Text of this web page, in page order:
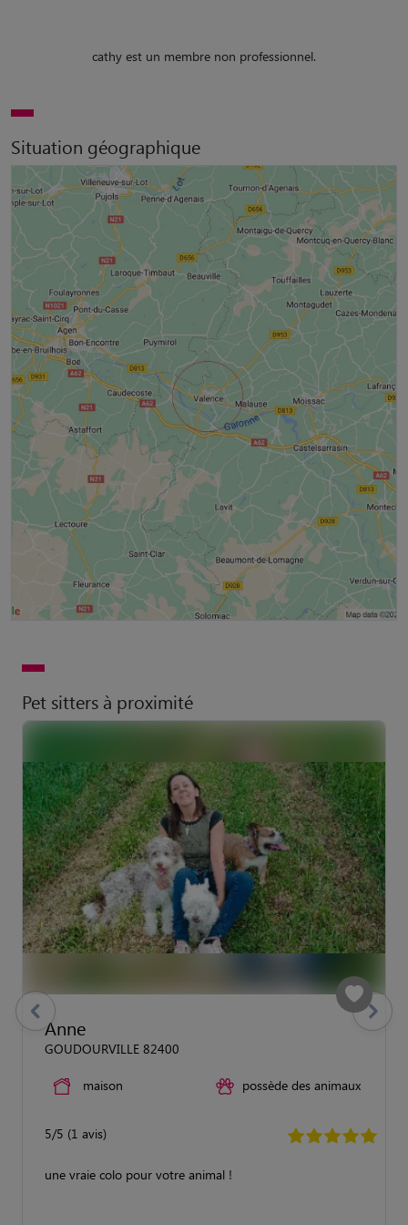
cathy est un membre non professionnel.
Situation géographique
Pet sitters à proximité
Anne
GOUDOURVILLE 82400
maison possède des animaux
5/5 (1 avis)
une vraie colo pour votre animal !
previous Suivant